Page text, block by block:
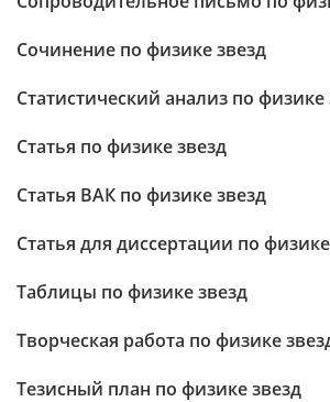
Сочинение по физике звезд
Статистический анализ по физике
Статья по физике звезд
Статья ВАК по физике звезд
Статья для диссертации по
Таблицы по физике звезд
Творческая работа по физике
Тезисный план по физике звезд